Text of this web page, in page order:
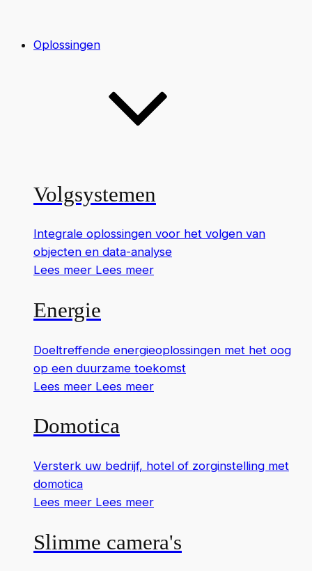
Oplossingen
Volgsystemen
Integrale oplossingen voor het volgen van
objecten en data-analyse
Lees meer Lees meer
Energie
Doeltreffende energieoplossingen met het oog
op een duurzame toekomst
Lees meer Lees meer
Domotica
Versterk uw bedrijf, hotel of zorginstelling met
domotica
Lees meer Lees meer
Slimme camera's